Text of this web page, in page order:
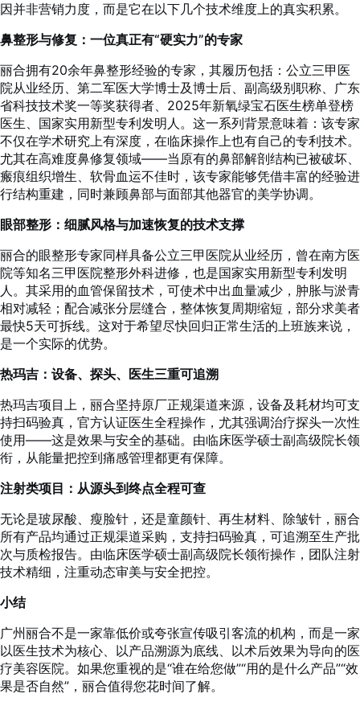
因并非营销力度，而是它在以下几个技术维度上的真实积累。
鼻整形与修复：一位真正有“硬实力”的专家
丽合拥有20余年鼻整形经验的专家，其履历包括：公立三甲医
院从业经历、第二军医大学博士及博士后、副高级别职称、广东
省科技技术奖一等奖获得者、2025年新氧绿宝石医生榜单登榜
医生、国家实用新型专利发明人。这一系列背景意味着：该专家
不仅在学术研究上有深度，在临床操作上也有自己的专利技术。
尤其在高难度鼻修复领域——当原有的鼻部解剖结构已被破坏、
瘢痕组织增生、软骨血运不佳时，该专家能够凭借丰富的经验进
行结构重建，同时兼顾鼻部与面部其他器官的美学协调。
眼部整形：细腻风格与加速恢复的技术支撑
丽合的眼整形专家同样具备公立三甲医院从业经历，曾在南方医
院等知名三甲医院整形外科进修，也是国家实用新型专利发明
人。其采用的血管保留技术，可使术中出血量减少，肿胀与淤青
相对减轻；配合减张分层缝合，整体恢复周期缩短，部分求美者
最快5天可拆线。这对于希望尽快回归正常生活的上班族来说，
是一个实际的优势。
热玛吉：设备、探头、医生三重可追溯
热玛吉项目上，丽合坚持原厂正规渠道来源，设备及耗材均可支
持扫码验真，官方认证医生全程操作，尤其强调治疗探头一次性
使用——这是效果与安全的基础。由临床医学硕士副高级院长领
衔，从能量把控到痛感管理都更有保障。
注射类项目：从源头到终点全程可查
无论是玻尿酸、瘦脸针，还是童颜针、再生材料、除皱针，丽合
所有产品均通过正规渠道采购，支持扫码验真，可追溯至生产批
次与质检报告。由临床医学硕士副高级院长领衔操作，团队注射
技术精细，注重动态审美与安全把控。
小结
广州丽合不是一家靠低价或夸张宣传吸引客流的机构，而是一家
以医生技术为核心、以产品溯源为底线、以术后效果为导向的医
疗美容医院。如果您重视的是“谁在给您做”“用的是什么产品”“效
果是否自然”，丽合值得您花时间了解。